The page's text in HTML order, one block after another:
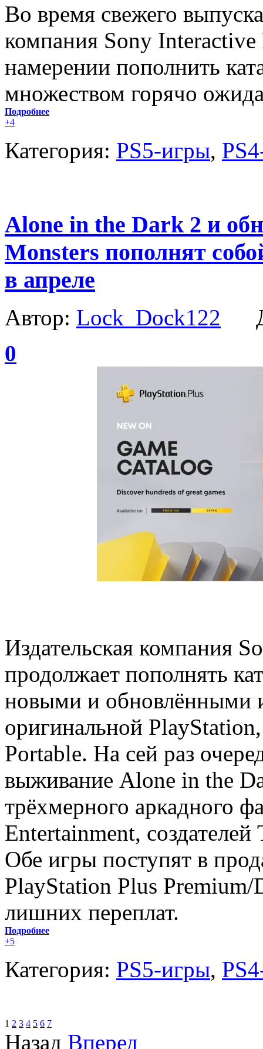
Во время свежего
компания Sony
намерении пополнить
множеством горячо
Подробнее
+4
Категория: PS5-игры,
Alone in the Dark 2 и
Monsters пополнят
в апреле
Автор: Lock_Dock122
0
Издательская компания
продолжает пополнять
новыми и обновлёнными
оригинальной
Portable. На сей раз
выживание Alone in the
трёхмерного аркадного
Entertainment,
Обе игры поступят в
PlayStation Plus Premium/
лишних переплат.
Подробнее
+5
Категория: PS5-игры,
1 2 3 4 5 6 7
Назад Вперед